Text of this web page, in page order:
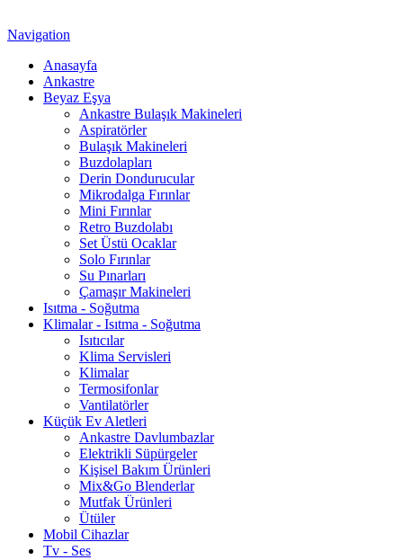
Navigation
Anasayfa
Ankastre
Beyaz Eşya
Ankastre Bulaşık Makineleri
Aspiratörler
Bulaşık Makineleri
Buzdolapları
Derin Dondurucular
Mikrodalga Fırınlar
Mini Fırınlar
Retro Buzdolabı
Set Üstü Ocaklar
Solo Fırınlar
Su Pınarları
Çamaşır Makineleri
Isıtma - Soğutma
Klimalar - Isıtma - Soğutma
Isıtıcılar
Klima Servisleri
Klimalar
Termosifonlar
Vantilatörler
Küçük Ev Aletleri
Ankastre Davlumbazlar
Elektrikli Süpürgeler
Kişisel Bakım Ürünleri
Mix&Go Blenderlar
Mutfak Ürünleri
Ütüler
Mobil Cihazlar
Tv - Ses